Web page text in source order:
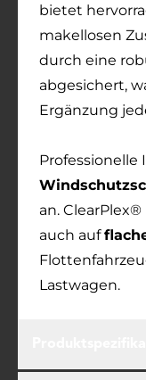
bietet
makellosen
durch eine
abgesichert,
Ergänzung
Professionelle
an.
auch auf
Lastwagen.